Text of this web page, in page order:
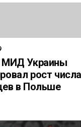
МИД Украины
рост
в Польше